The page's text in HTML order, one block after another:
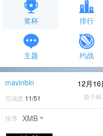
奖杯 排行
主题 约战
mavinbin
完成度 11/51
12月16
首个杯
排序 XMB